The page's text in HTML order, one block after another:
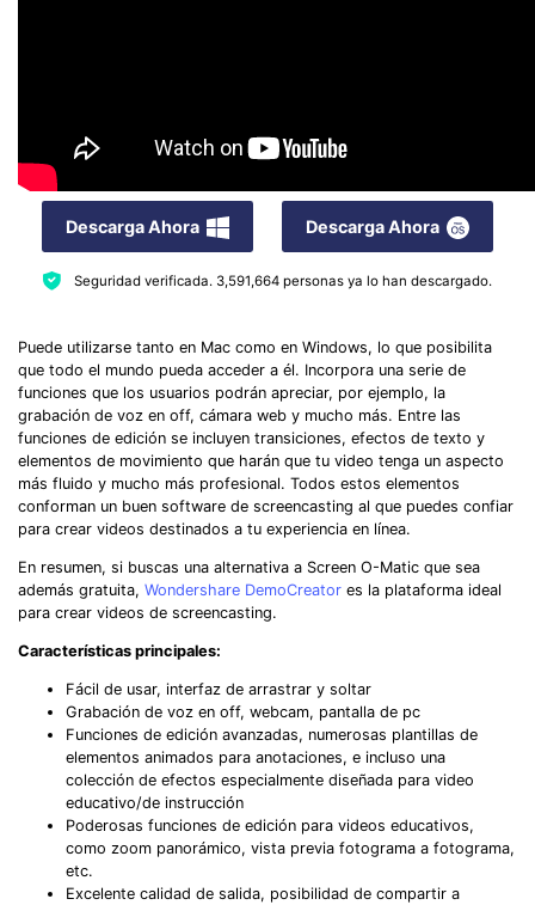
Descarga Ahora Descarga Ahora
Seguridad verificada. 3,591,664personas ya lo han descargado.
Puede utilizarse tanto en Mac como en Windows, lo que posibilita
que todo el mundo pueda acceder a él. Incorpora una serie de
funciones que los usuarios podrán apreciar, por ejemplo, la
grabación de voz en off, cámara web y mucho más. Entre las
funciones de edición se incluyen transiciones, efectos de texto y
elementos de movimiento que harán que tu video tenga un aspecto
más fluido y mucho más profesional. Todos estos elementos
conforman un buen software de screencasting al que puedes confiar
para crear videos destinados a tu experiencia en línea.
󠀰En resumen, si buscas una alternativa a Screen O-Matic que sea
además gratuita, Wondershare DemoCreator es la plataforma ideal
para crear videos de screencasting.
Características principales:
Fácil de usar, interfaz de arrastrar y soltar
Grabación de voz en off, webcam, pantalla de pc
Funciones de edición avanzadas, numerosas plantillas de
elementos animados para anotaciones, e incluso una
colección de efectos especialmente diseñada para video
educativo/de instrucción
Poderosas funciones de edición para videos educativos,
como zoom panorámico, vista previa fotograma a fotograma,
etc.
Excelente calidad de salida, posibilidad de compartir a